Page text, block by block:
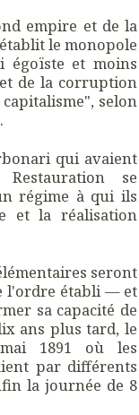
empire et de la
le monopole
égoïste et moins
de la corruption
selon
qui avaient
se
régime à qui ils
et la réalisation
seront
l'ordre établi — et
sa capacité de
ans plus tard, le
1891 où les
par différents
la journée de 8